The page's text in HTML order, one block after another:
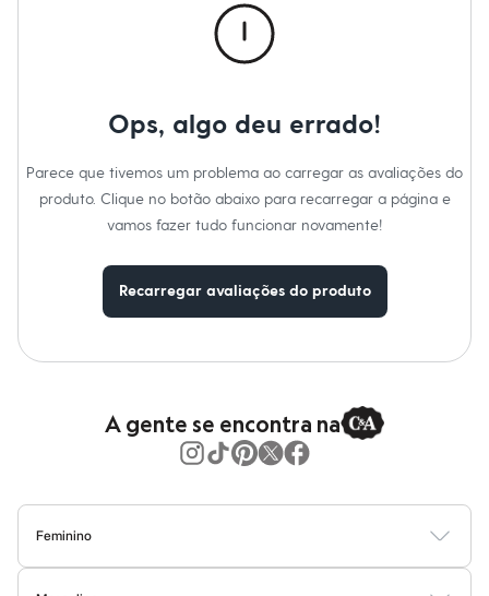
Moda esportiva
Shorts e Saias
Masculino
Em alta
Dia dos Pais
Camisetas e Regatas
Casacos e Jaquetas
Carteiras
Óculos
Relógios
Calçados
Ops, algo deu errado!
Parece que tivemos um problema ao carregar as avaliações do
produto. Clique no botão abaixo para recarregar a página e
vamos fazer tudo funcionar novamente!
Recarregar avaliações do produto
A gente se encontra na
Feminino
BlusasCalçasVestidosSaiasCasacosModa PraiaModa Íntima